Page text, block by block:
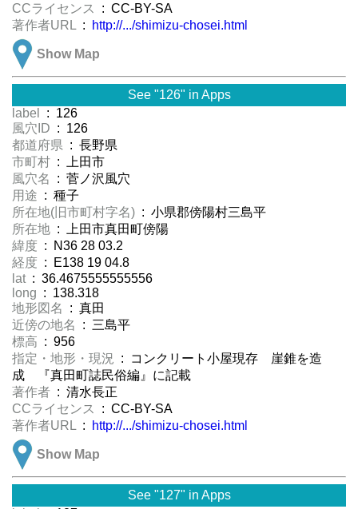
CCライセンス
: CC-BY-SA
著作者URL : http://.../shimizu-chosei.html
Show Map
See "126" in Apps
label
: 126
風穴ID : 126
都道府県 : 長野県
市町村 : 上田市
風穴名
: 菅ノ沢風穴
用途 : 種子
所在地(旧市町村字名) : 小県郡傍陽村三島平
所在地 : 上田市真田町傍陽
緯度 : N36 28 03.2
経度 : E138 19 04.8
lat : 36.4675555555556
long : 138.318
地形図名
: 真田
近傍の地名
: 三島平
標高 : 956
指定・地形・現況
: コンクリート小屋現存 崖錐を造
成 『真田町誌民俗編』に記載
著作者 : 清水長正
CCライセンス
: CC-BY-SA
著作者URL : http://.../shimizu-chosei.html
Show Map
See "127" in Apps